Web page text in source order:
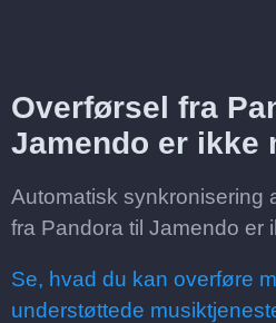
Overførsel fra
Jamendo er ikke
Automatisk synkronisering
fra Pandora til Jamendo er
Se, hvad du kan overføre
understøttede